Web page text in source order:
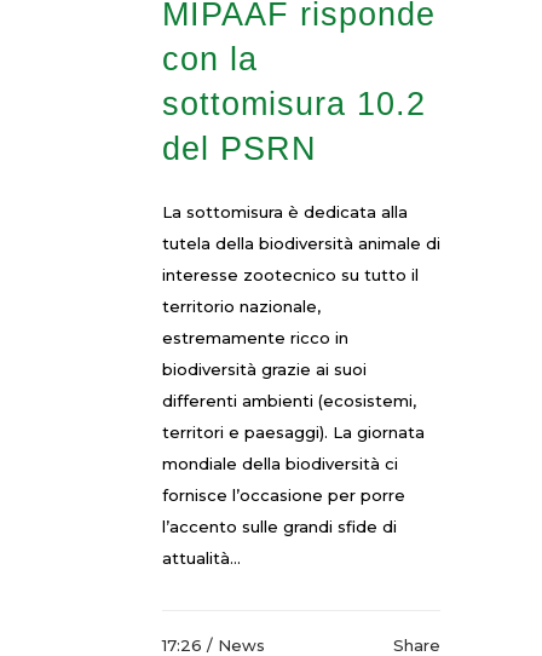
MIPAAF risponde
con la
sottomisura 10.2
del PSRN
La sottomisura è dedicata alla
tutela della biodiversità animale di
interesse zootecnico su tutto il
territorio nazionale,
estremamente ricco in
biodiversità grazie ai suoi
differenti ambienti (ecosistemi,
territori e paesaggi). La giornata
mondiale della biodiversità ci
fornisce l’occasione per porre
l’accento sulle grandi sfide di
attualità...
17:26 / News Share